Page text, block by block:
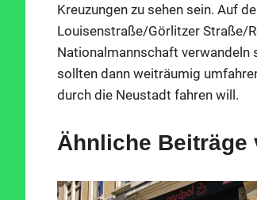
Kreuzungen zu sehen sein. Auf
Louisenstraße/Görlitzer Straße/
Nationalmannschaft verwandeln
sollten dann weiträumig
durch die Neustadt fahren will.
Ähnliche Beiträge